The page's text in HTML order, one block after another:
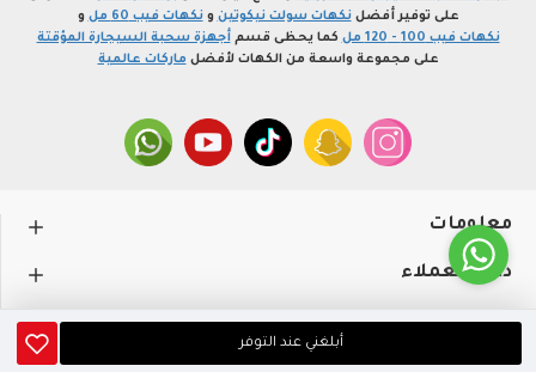
أبلغني عند التوفر
على توفير أفضلنكهات سولت نيكوتين ونكهات فيب 60 مل
و
نكهات فيب 100 - 120 مل
كما يحظى قسمأجهزة سحبة السيجارة المؤقتة
على مجموعة واسعة من الكهات لأفضل ماركات عالمية
معلومات
دعم العملاء
حســـابي